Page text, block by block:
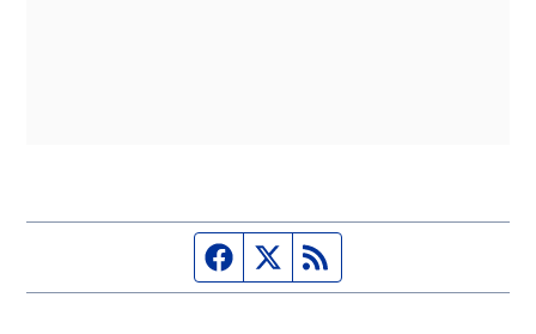
Página de Facebook
Fuente Twitter